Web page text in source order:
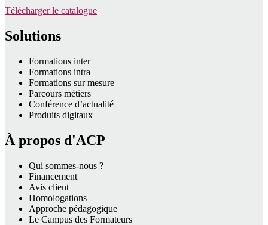
Télécharger le catalogue
Solutions
Formations inter
Formations intra
Formations sur mesure
Parcours métiers
Conférence d’actualité
Produits digitaux
À propos d'ACP
Qui sommes-nous ?
Financement
Avis client
Homologations
Approche pédagogique
Le Campus des Formateurs